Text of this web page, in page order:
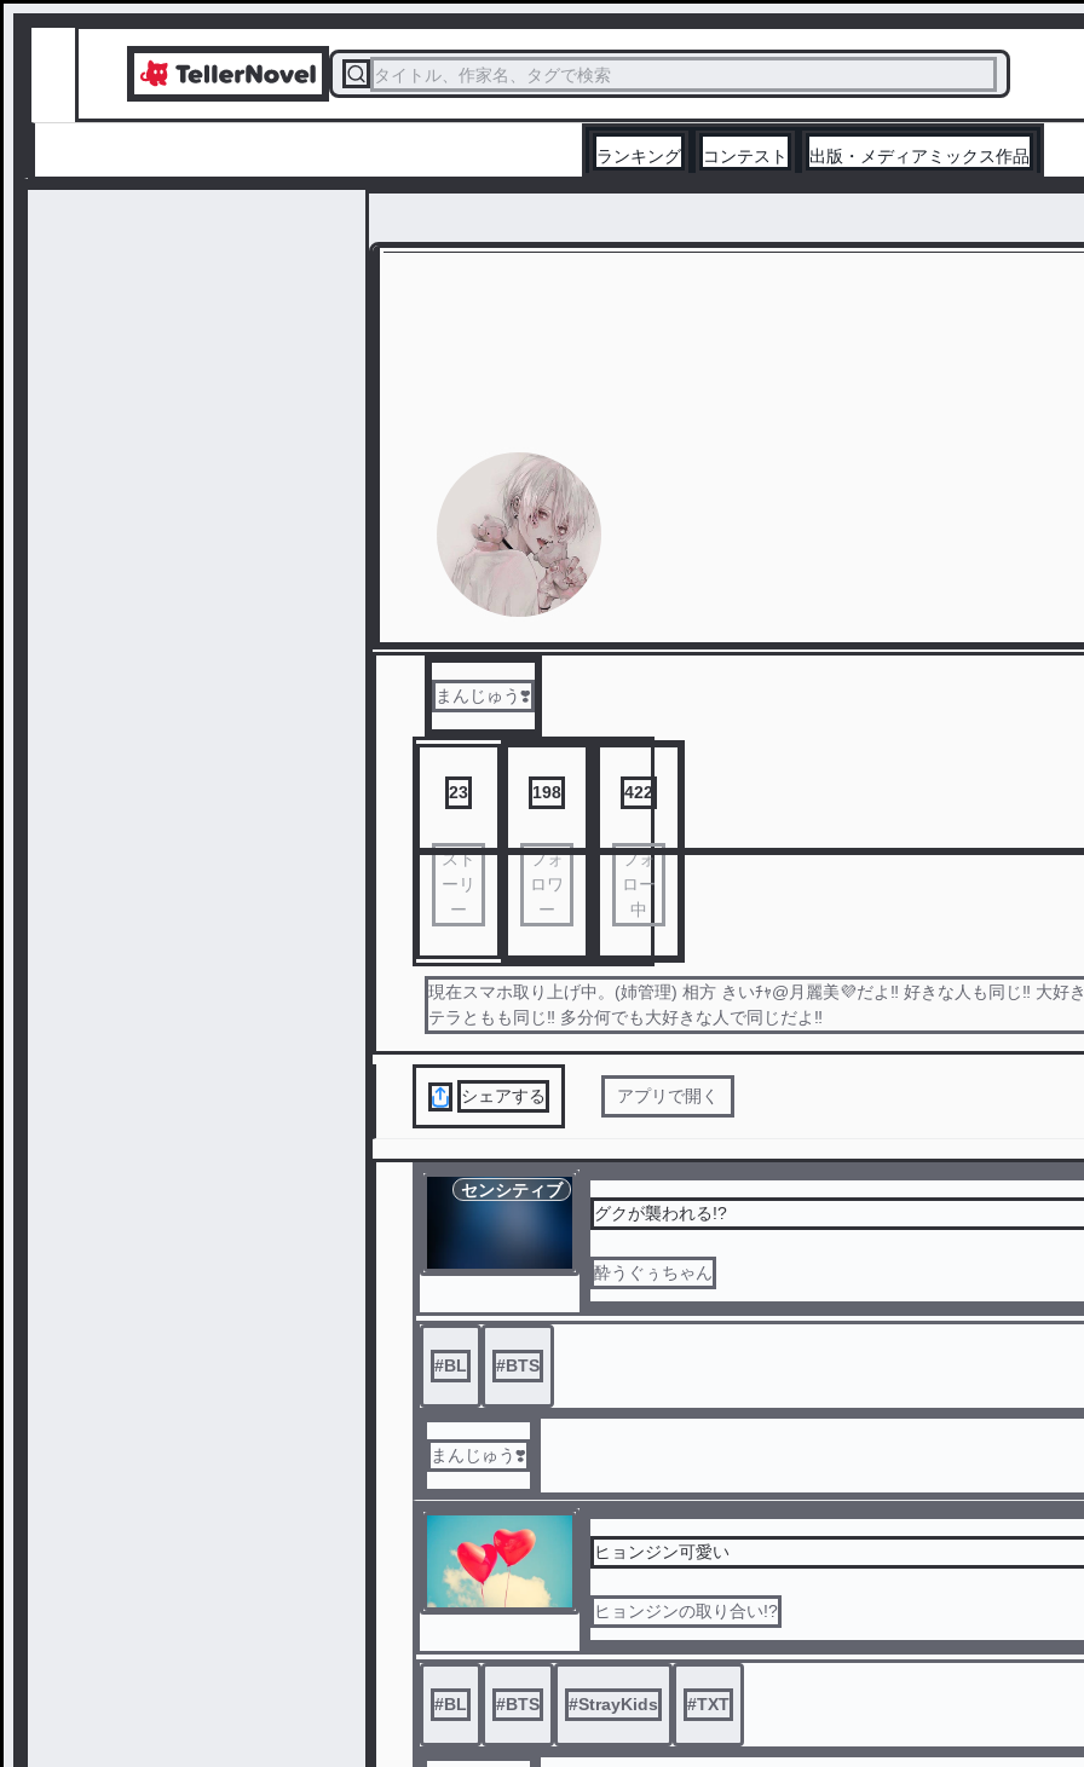
タイトル、作家名、タグで検索
ランキング コンテスト 出版・メディアミックス作品
まんじゅう❣️
23
スト
ーリ
ー
198
フォ
ロワ
ー
422
フォ
ロー
中
現在スマホ取り上げ中。(姉管理) 相方 きいﾁｬ@月麗美💜だよ‼️ 好きな人も同じ‼️ 大好
テラともも同じ‼️ 多分何でも大好きな人で同じだよ‼️
シェアする アプリで開く
センシティブ
グクが襲われる!?
酔うぐぅちゃん
#BL #BTS
まんじゅう❣️
ヒョンジン可愛い
ヒョンジンの取り合い!?
#BL #BTS #StrayKids #TXT